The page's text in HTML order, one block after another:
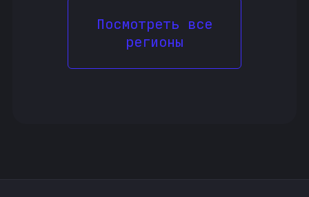
Посмотреть все
регионы